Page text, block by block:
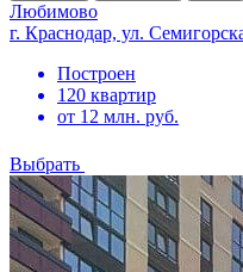
Любимово
г. Краснодар, ул.
Построен
120 квартир
от 12 млн. руб.
Выбрать